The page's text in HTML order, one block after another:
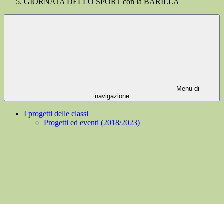
GIORNATA DELLO SPORT con la BARILLA
Menu di
navigazione
I progetti delle classi
Progetti ed eventi (2018/2023)